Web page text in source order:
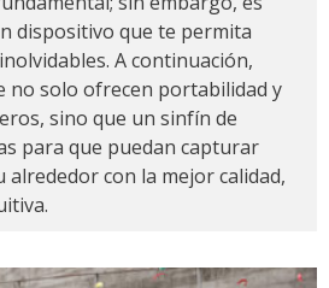
dispositivo que te permita
A continuación,
no solo ofrecen portabilidad y
sino que un sinfín de
para que puedan capturar
alrededor con la mejor calidad,